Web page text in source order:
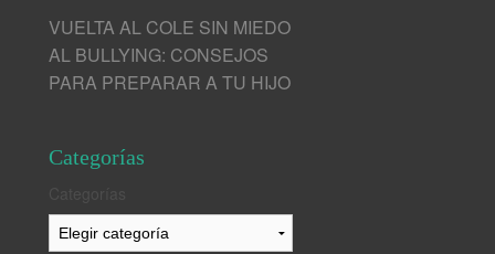
VUELTA AL COLE SIN MIEDO
AL BULLYING: CONSEJOS
PARA PREPARAR A TU HIJO
Categorías